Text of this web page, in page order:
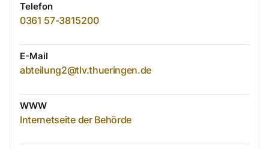
Telefon
0361 57-3815200
E-Mail
abteilung2@tlv.thueringen.de
WWW
Internetseite der Behörde